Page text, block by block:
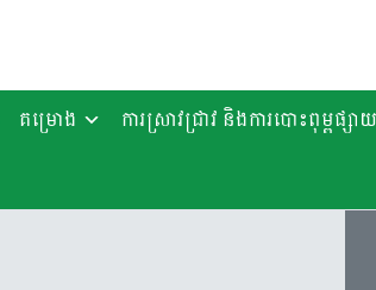
គម្រោង ការស្រាវជ្រាវ និងការបោះពុម្ពផ្សាយ